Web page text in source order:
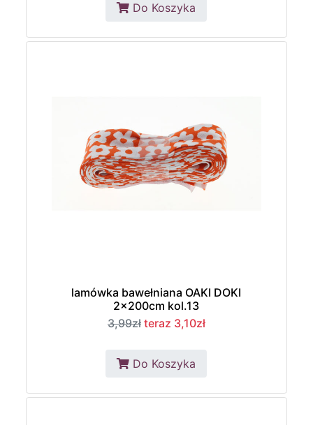
Do Koszyka
lamówka bawełniana OAKI DOKI
2x200cm kol.13
3,99zł teraz 3,10zł
Do Koszyka